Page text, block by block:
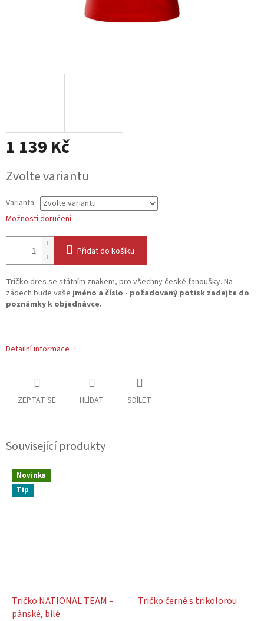
1 139 Kč
cena:
Zvolte variantu
Varianta
Možnosti doručení
Přidat do košíku
Tričko dres se státním znakem, pro všechny české fanoušky. Na
zádech bude vašejméno a číslo - požadovaný potisk zadejte do
poznámky k objednávce.
Detailní informace
ZEPTAT SE HLÍDAT SDÍLET
Související produkty
Novinka
Tip
Tričko NATIONAL TEAM –
pánské, bílé
Tričko černé s trikolorou